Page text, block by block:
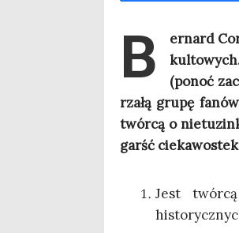
B
er­nard
(ponoć
rza­łą gru­pę
twór­cą o
garść
Jest